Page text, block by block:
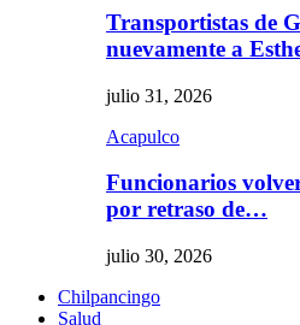
Transportistas de
nuevamente a
julio 31, 2026
Acapulco
Funcionarios
por retraso de…
julio 30, 2026
Chilpancingo
Salud